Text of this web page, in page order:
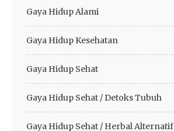
Gaya Hidup Alami
Gaya Hidup Kesehatan
Gaya Hidup Sehat
Gaya Hidup Sehat / Detoks Tubuh
Gaya Hidup Sehat / Herbal Alternatif